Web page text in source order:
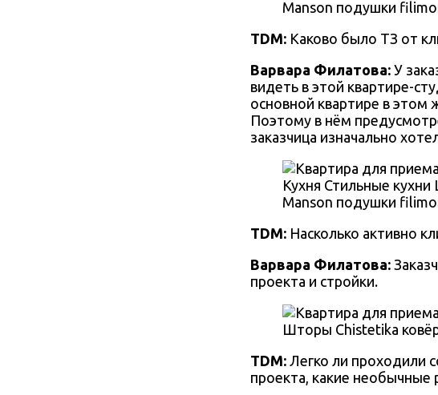
Manson подушки
TDM: Каково было ТЗ от
Варвара Филатова: У
видеть в этой квартире-
основной квартире в этом
Поэтому в нём
заказчица изначально
Кухня Стильные
Manson подушки
TDM: Насколько активно
Варвара Филатова:
проекта и стройки.
Шторы Chistetika
TDM: Легко ли проходили
проекта, какие необычные